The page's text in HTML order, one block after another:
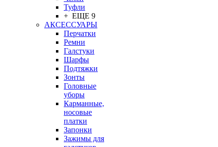
Туфли
+ ЕЩЕ 9
АКСЕССУАРЫ
Перчатки
Ремни
Галстуки
Шарфы
Подтяжки
Зонты
Головные
уборы
Карманные,
носовые
платки
Запонки
Зажимы для